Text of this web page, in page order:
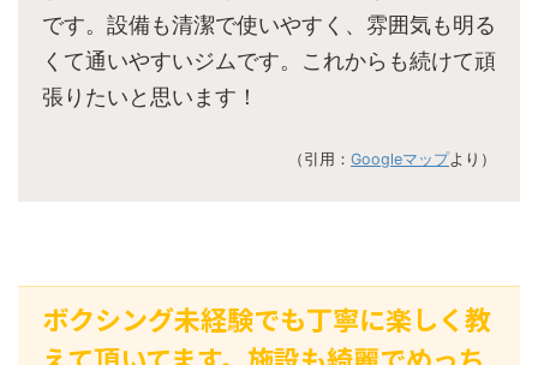
です。設備も清潔で使いやすく、雰囲気も明る
くて通いやすいジムです。これからも続けて頑
張りたいと思います！
（引用： Googleマップより）
ボクシング未経験でも丁寧に楽しく教